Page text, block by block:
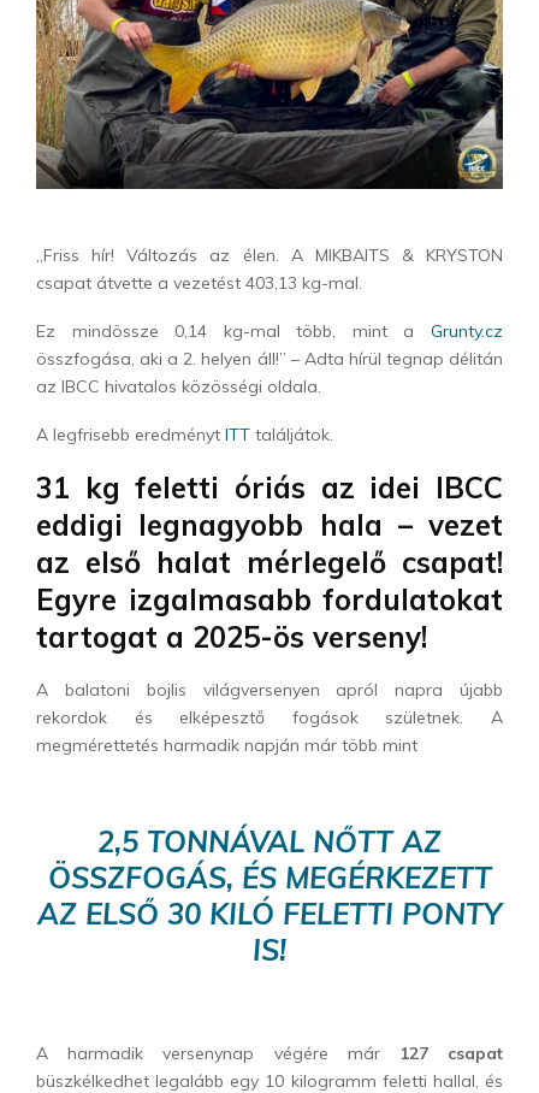
„Friss hír! Változás az élen. A MIKBAITS & KRYSTON
csapat átvette a vezetést 403,13 kg-mal.
Ez mindössze 0,14 kg-mal több, mint a Grunty.cz
összfogása, aki a 2. helyen áll!” – Adta hírül tegnap délitán
az IBCC hivatalos közösségi oldala.
A legfrisebb eredményt ITT találjátok.
31 kg feletti óriás az idei IBCC
eddigi legnagyobb hala – vezet
az első halat mérlegelő csapat!
Egyre izgalmasabb fordulatokat
tartogat a 2025-ös verseny!
A balatoni bojlis világversenyen apról napra újabb
rekordok és elképesztő fogások születnek. A
megmérettetés harmadik napján már több mint
2,5 TONNÁVAL NŐTT AZ
ÖSSZFOGÁS, ÉS MEGÉRKEZETT
AZ ELSŐ 30 KILÓ FELETTI PONTY
IS!
A harmadik versenynap végére már
127 csapat
büszkélkedhet legalább egy 10 kilogramm feletti hallal, és